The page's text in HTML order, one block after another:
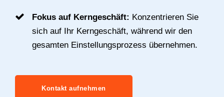
Fokus auf Kerngeschäft: Konzentrieren Sie
sich auf Ihr Kerngeschäft, während wir den
gesamten Einstellungsprozess übernehmen.
Kontakt aufnehmen